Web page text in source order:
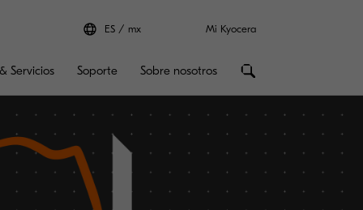
ES mx Mi Kyocera
Servicios Soporte Sobre nosotros